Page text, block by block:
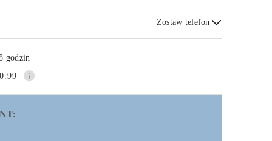
Zostaw telefon
Wyślij
godzin